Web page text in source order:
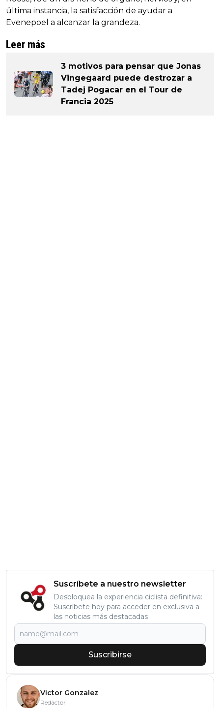
última instancia, la satisfacción de ayudar a
Evenepoel a alcanzar la grandeza.
Leer más
3 motivos para pensar que Jonas
Vingegaard puede destrozar a
Tadej Pogacar en el Tour de
Francia 2025
Suscríbete a nuestro newsletter
Desbloquea la experiencia ciclista definitiva:
Suscríbete hoy para acceder en exclusiva a
las noticias más destacadas
Suscribirse
Victor Gonzalez
Redactor